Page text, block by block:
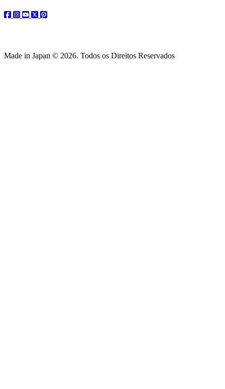
facebook
instagram
youtube
twitterpinterest
Made in Japan © 2026. Todos os Direitos Reservados